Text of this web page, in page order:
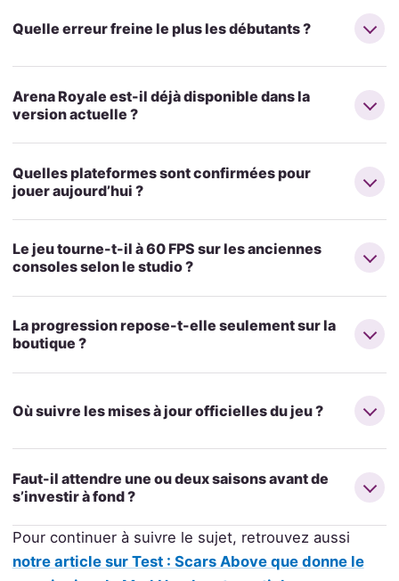
Quelle erreur freine le plus les débutants ?
Arena Royale est-il déjà disponible dans la
version actuelle ?
Quelles plateformes sont confirmées pour
jouer aujourd’hui ?
Le jeu tourne-t-il à 60 FPS sur les anciennes
consoles selon le studio ?
La progression repose-t-elle seulement sur la
boutique ?
Où suivre les mises à jour officielles du jeu ?
Faut-il attendre une ou deux saisons avant de
s’investir à fond ?
Pour continuer à suivre le sujet, retrouvez aussi
notre article sur Test : Scars Above que donne le